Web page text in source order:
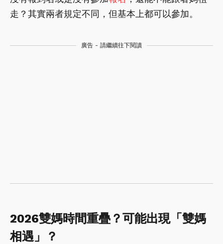
走？其實兩者規定不同，但基本上都可以參加。
廣告 - 請繼續往下閱讀
2026雙媽時間重疊？可能出現「雙媽
相遇」？